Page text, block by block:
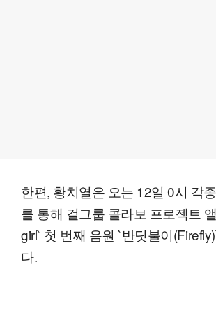
한편, 황치열은 오는 12일 0시 각
를 통해 걸그룹 콜라보 프로젝트
girl` 첫 번째 음원 `반딧불이
다.